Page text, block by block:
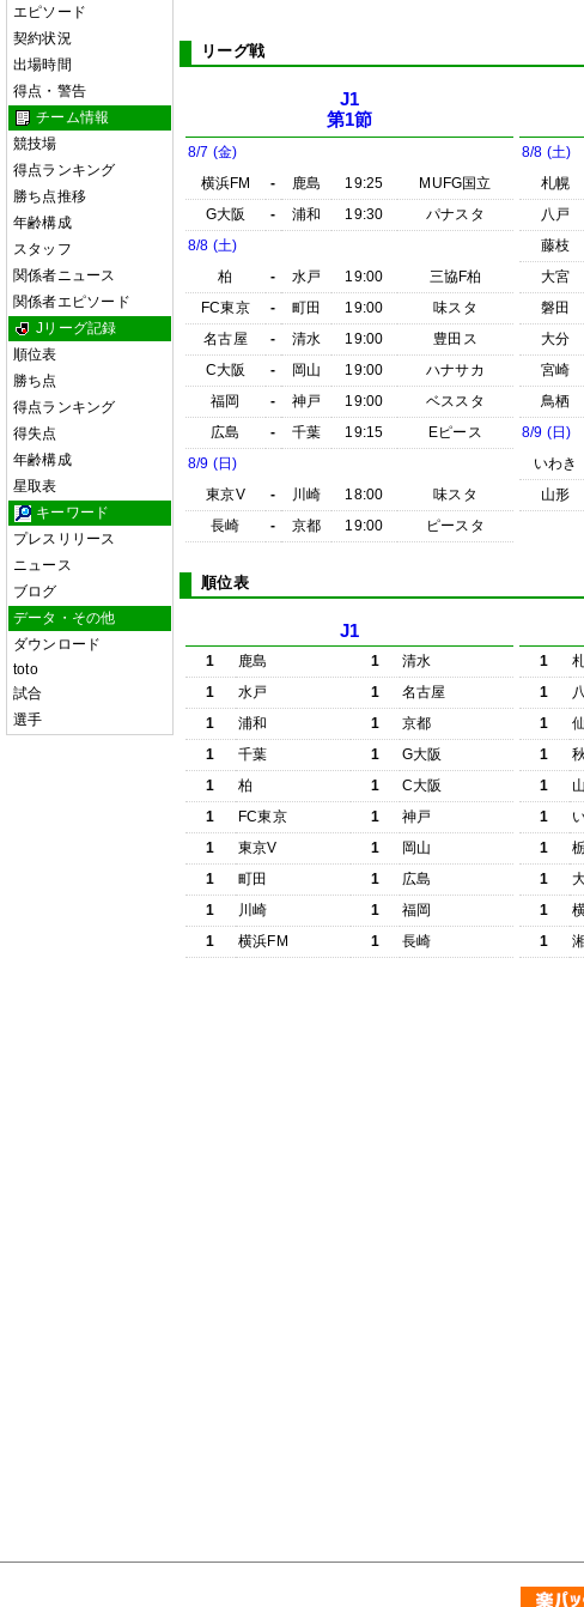
エピソード
契約状況
出場時間
得点・警告
チーム情報
競技場
得点ランキング
勝ち点推移
年齢構成
スタッフ
関係者ニュース
関係者エピソード
Jリーグ記録
順位表
勝ち点
得点ランキング
得失点
年齢構成
星取表
キーワード
プレスリリース
ニュース
ブログ
データ・その他
ダウンロード
toto
試合
選手
リーグ戦
J1
第1節
8/7 (金)
横浜FM
- 鹿島 19:25
MUFG国立
G大阪
- 浦和 19:30
パナスタ
8/8 (土)
柏
- 水戸 19:00
三協F柏
FC東京
- 町田 19:00
味スタ
名古屋
- 清水 19:00
豊田ス
C大阪
- 岡山 19:00
ハナサカ
福岡
- 神戸 19:00
ベススタ
広島
- 千葉 19:15
Eピース
8/9 (日)
東京V
- 川崎 18:00
味スタ
長崎
- 京都 19:00 ピースタ
8/8 (土)
札幌
八戸
藤枝
大宮
磐田
大分
宮崎
鳥栖
8/9 (日)
いわき
山形
順位表
J1
1 鹿島 1
清水
1
水戸 1
名古屋
1
浦和 1
京都
1
千葉 1
G大阪
1
柏 1
C大阪
1
FC東京 1
神戸
1
東京V 1
岡山
1
町田 1
広島
1
川崎 1
福岡
1
横浜FM 1 長崎
1
1
1
1
1
1
1
1
1
1